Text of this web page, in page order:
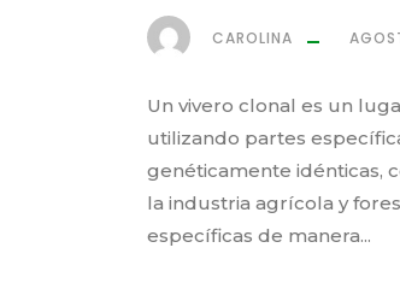
CAROLINA
Un vivero clonal es un
utilizando partes
genéticamente idénticas,
la industria agrícola y
específicas de manera...